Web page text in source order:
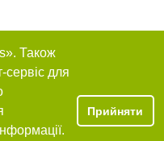
Також
сервіс для
Прийняти